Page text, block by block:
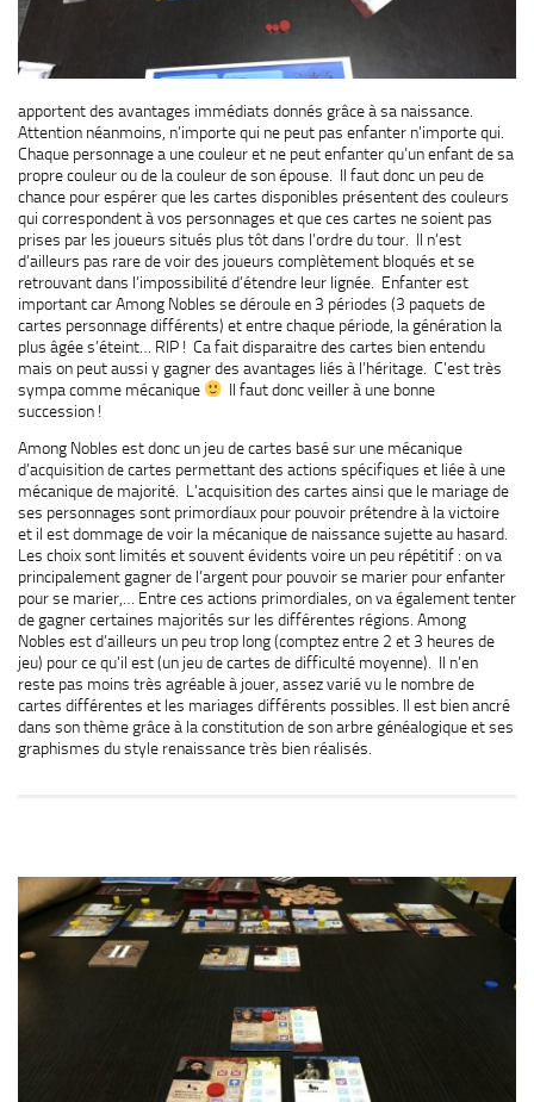
apportent des avantages immédiats donnés grâce à sa naissance.
Attention néanmoins, n’importe qui ne peut pas enfanter n’importe qui.
Chaque personnage a une couleur et ne peut enfanter qu’un enfant de sa
propre couleur ou de la couleur de son épouse. Il faut donc un peu de
chance pour espérer que les cartes disponibles présentent des couleurs
qui correspondent à vos personnages et que ces cartes ne soient pas
prises par les joueurs situés plus tôt dans l’ordre du tour. Il n’est
d’ailleurs pas rare de voir des joueurs complètement bloqués et se
retrouvant dans l’impossibilité d’étendre leur lignée. Enfanter est
important car Among Nobles se déroule en 3 périodes (3 paquets de
cartes personnage différents) et entre chaque période, la génération la
plus âgée s’éteint… RIP ! Ca fait disparaitre des cartes bien entendu
mais on peut aussi y gagner des avantages liés à l’héritage. C’est très
sympa comme mécanique
Il faut donc veiller à une bonne
succession !
Among Nobles est donc un jeu de cartes basé sur une mécanique
d’acquisition de cartes permettant des actions spécifiques et liée à une
mécanique de majorité. L’acquisition des cartes ainsi que le mariage de
ses personnages sont primordiaux pour pouvoir prétendre à la victoire
et il est dommage de voir la mécanique de naissance sujette au hasard.
Les choix sont limités et souvent évidents voire un peu répétitif : on va
principalement gagner de l’argent pour pouvoir se marier pour enfanter
pour se marier,… Entre ces actions primordiales, on va également tenter
de gagner certaines majorités sur les différentes régions. Among
Nobles est d’ailleurs un peu trop long (comptez entre 2 et 3 heures de
jeu) pour ce qu’il est (un jeu de cartes de difficulté moyenne). Il n’en
reste pas moins très agréable à jouer, assez varié vu le nombre de
cartes différentes et les mariages différents possibles. Il est bien ancré
dans son thème grâce à la constitution de son arbre généalogique et ses
graphismes du style renaissance très bien réalisés.